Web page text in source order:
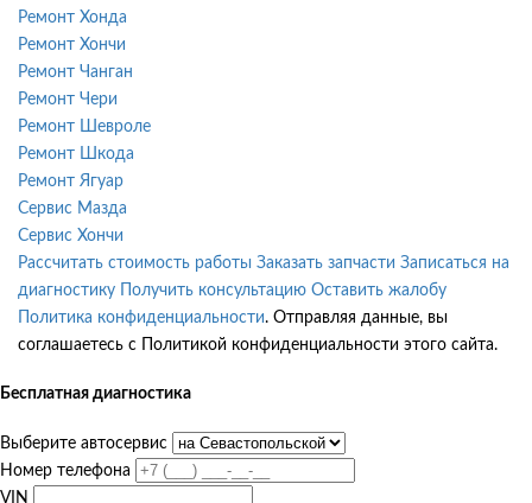
Ремонт Хонда
Ремонт Хончи
Ремонт Чанган
Ремонт Чери
Ремонт Шевроле
Ремонт Шкода
Ремонт Ягуар
Сервис Мазда
Сервис Хончи
Рассчитать стоимость работы Заказать запчасти Записаться на
диагностику
Получить консультацию Оставить жалобу
Политика конфиденциальности. Отправляя данные, вы
соглашаетесь с Политикой конфиденциальности этого сайта.
Бесплатная диагностика
Выберите автосервис
Номер телефона
VIN